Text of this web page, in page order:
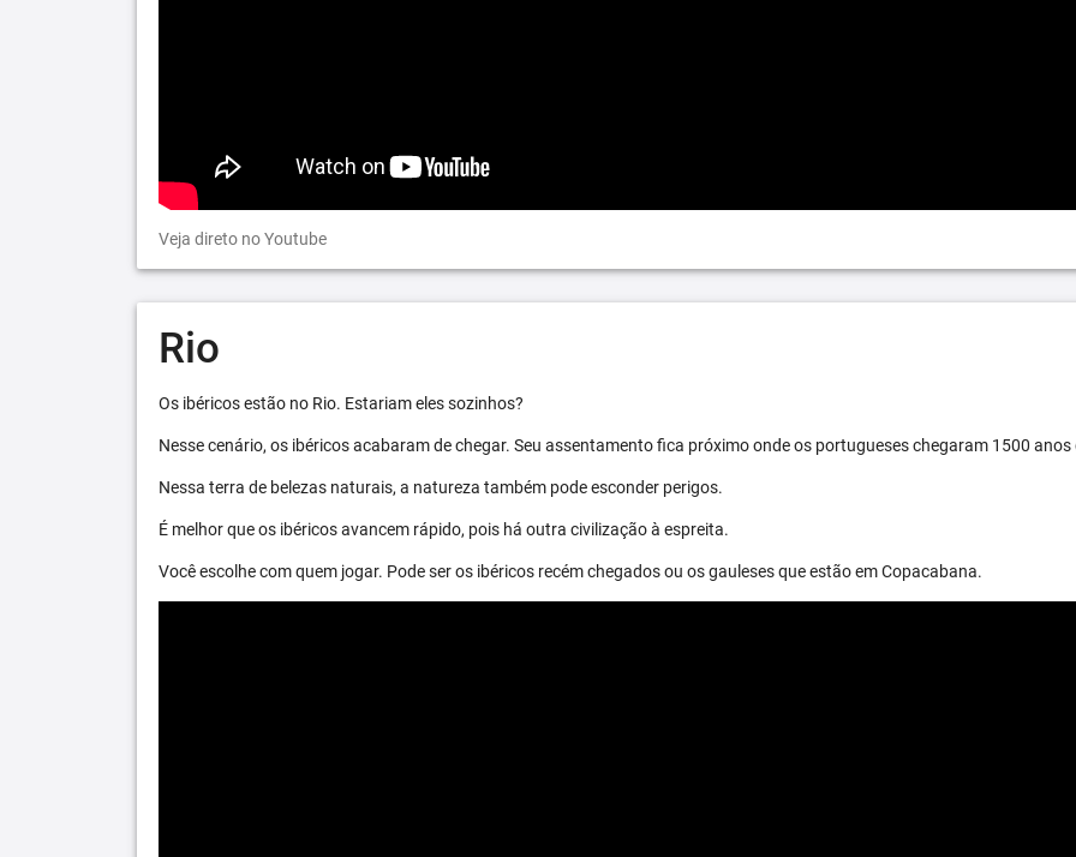
Veja direto no Youtube
Rio
Os ibéricos estão no Rio. Estariam eles sozinhos?
Nesse cenário, os ibéricos acabaram de chegar. Seu assentamento fica próximo onde os portugueses chegaram 1500 anos
Nessa terra de belezas naturais, a natureza também pode esconder perigos.
É melhor que os ibéricos avancem rápido, pois há outra civilização à espreita.
Você escolhe com quem jogar. Pode ser os ibéricos recém chegados ou os gauleses que estão em Copacabana.